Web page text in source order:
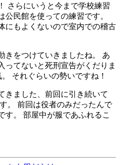
さらにいうと今まで学校練習
民館を使っての練習です。
にもよくないので室内での稽古
きをつけていきましたね。 あ
ってないと死刑宣告がくだりま
それぐらいの勢いですね！
きました、前回に引き続いて
。 前回は役者のみだったんで
す。 部屋中が服であふれるこ